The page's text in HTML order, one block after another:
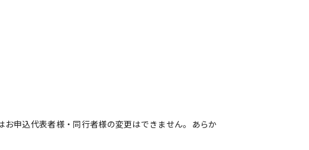
申込代表者様・同行者様の変更はできません。あらか